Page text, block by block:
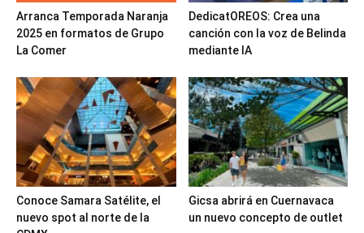
Arranca Temporada Naranja
2025 en formatos de Grupo
La Comer
DedicatOREOS: Crea una
canción con la voz de Belinda
mediante IA
Conoce Samara Satélite, el
nuevo spot al norte de la
Gicsa abrirá en Cuernavaca
un nuevo concepto de outlet